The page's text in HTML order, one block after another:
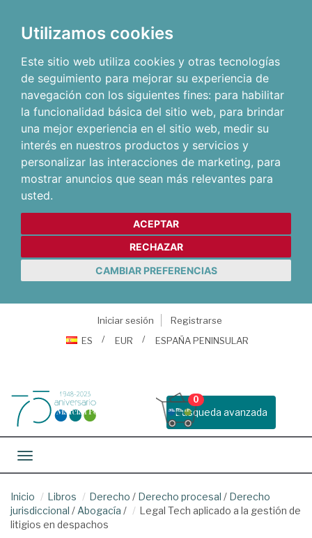
Utilizamos cookies
Este sitio web utiliza cookies y otras tecnologías
de seguimiento para mejorar su experiencia de
navegación con los siguientes fines: para habilitar
la funcionalidad básica del sitio web, para brindar
una mejor experiencia en el sitio web, medir su
interés en nuestros productos y servicios y
personalizar las interacciones de marketing, para
mostrar anuncios que sean más relevantes para
usted.
ACEPTAR
RECHAZAR
CAMBIAR PREFERENCIAS
Iniciar sesión
Registrarse
ES
EUR ESPAÑA PENINSULAR
Busqueda avanzada
0
Toggle navigation
Inicio Libros Derecho / Derecho procesal / Derecho
jurisdiccional / Abogacía /
Legal Tech aplicado a la gestión de
litigios en despachos